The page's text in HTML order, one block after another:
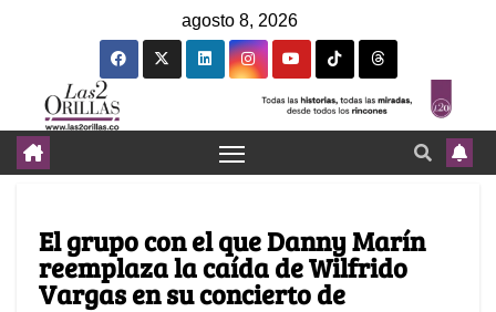
agosto 8, 2026
El grupo con el que Danny Marín
reemplaza la caída de Wilfrido
Vargas en su concierto de